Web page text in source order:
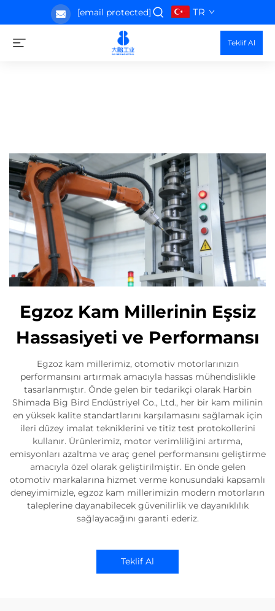
[email protected] TR
Teklif Al
Egzoz Kam Millerinin Eşsiz
Hassasiyeti ve Performansı
Egzoz kam millerimiz, otomotiv motorlarınızın
performansını artırmak amacıyla hassas mühendislikle
tasarlanmıştır. Önde gelen bir tedarikçi olarak Harbin
Shimada Big Bird Endüstriyel Co., Ltd., her bir kam milinin
en yüksek kalite standartlarını karşılamasını sağlamak için
ileri düzey imalat tekniklerini ve titiz test protokollerini
kullanır. Ürünlerimiz, motor verimliliğini artırma,
emisyonları azaltma ve araç genel performansını geliştirme
amacıyla özel olarak geliştirilmiştir. En önde gelen
otomotiv markalarına hizmet verme konusundaki kapsamlı
deneyimimizle, egzoz kam millerimizin modern motorların
taleplerine dayanabilecek güvenilirlik ve dayanıklılık
sağlayacağını garanti ederiz.
Teklif Al